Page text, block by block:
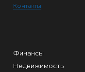
Контакты
Финансы
Недвижимость